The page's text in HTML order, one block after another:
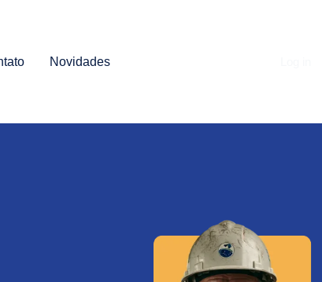
Novidades